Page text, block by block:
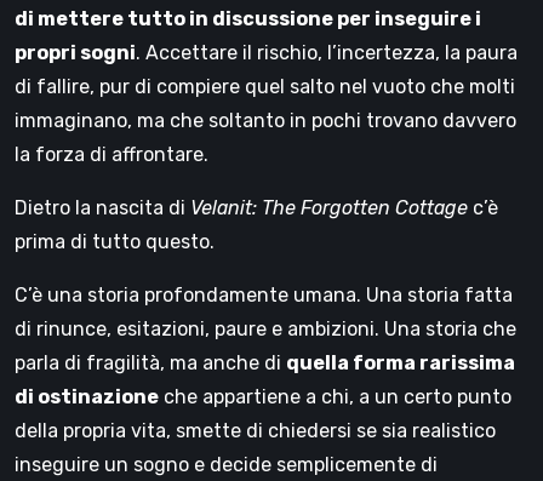
di mettere tutto in discussione per inseguire i
propri sogni. Accettare il rischio, l’incertezza, la paura
di fallire, pur di compiere quel salto nel vuoto che molti
immaginano, ma che soltanto in pochi trovano davvero
la forza di affrontare.
Dietro la nascita di Velanit: The Forgotten Cottage c’è
prima di tutto questo.
C’è una storia profondamente umana. Una storia fatta
di rinunce, esitazioni, paure e ambizioni. Una storia che
parla di fragilità, ma anche di quella forma rarissima
di ostinazione che appartiene a chi, a un certo punto
della propria vita, smette di chiedersi se sia realistico
inseguire un sogno e decide semplicemente di